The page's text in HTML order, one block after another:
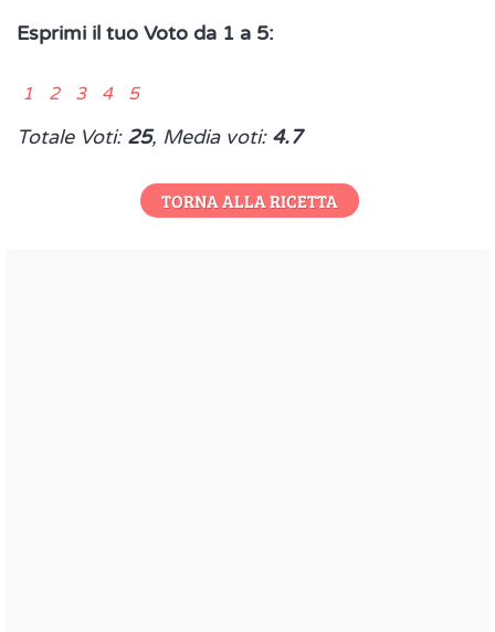
Esprimi il tuo Voto da 1 a 5:
1 2 3 4 5
Totale Voti: 25, Media voti: 4.7
TORNA ALLA RICETTA